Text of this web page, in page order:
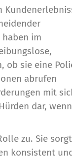
im
ob sie eine
abrufen
mit
dar, wenn
zu. Sie sorgt
konsistent